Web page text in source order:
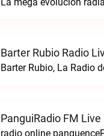
Barter Rubio Radio
Barter Rubio, La Radio
PanguiRadio FM Live
radio online